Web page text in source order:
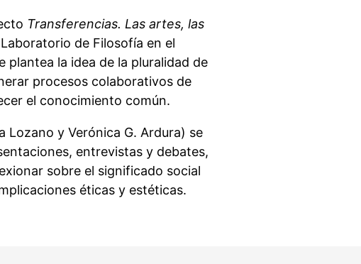
Transferencias. Las artes, las
de Filosofía en el
plantea la idea de la pluralidad de
procesos colaborativos de
el conocimiento común.
Lozano y Verónica G. Ardura) se
entrevistas y debates,
sobre el significado social
éticas y estéticas.